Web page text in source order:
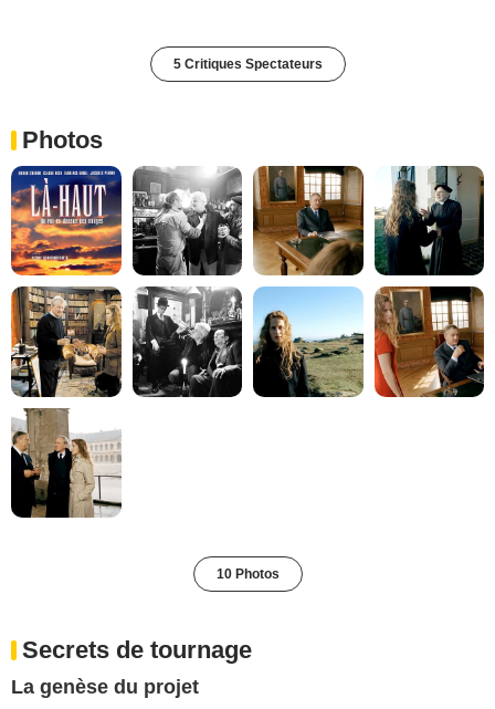
5 Critiques Spectateurs
Photos
10 Photos
Secrets de tournage
La genèse du projet